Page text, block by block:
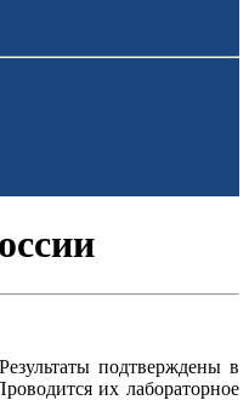
подтверждены в
их лабораторное